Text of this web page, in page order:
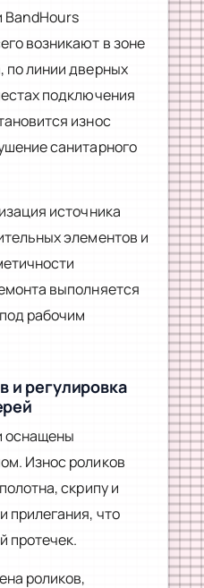
BandHours
возникают в зоне
по линии дверных
подключения
износ
санитарного
источника
элементов и
выполняется
рабочим
и регулировка
оснащены
Износ роликов
скрипу и
прилегания, что
протечек.
роликов,